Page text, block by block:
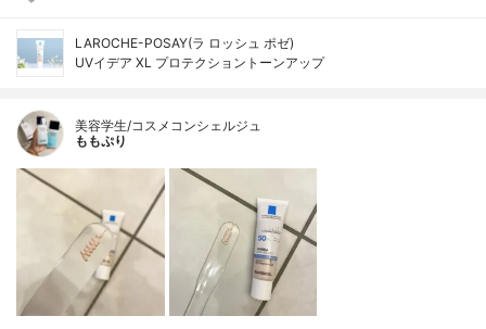
LAROCHE-POSAY(ラ ロッシュ ポゼ)
UVイデア XL プロテクショントーンアップ
美容学生/コスメコンシェルジュ
ももぷり